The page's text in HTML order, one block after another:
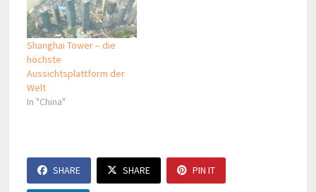
Shanghai Tower – die
höchste
Aussichtsplattform der
Welt
In "China"
SHARE SHARE PIN IT